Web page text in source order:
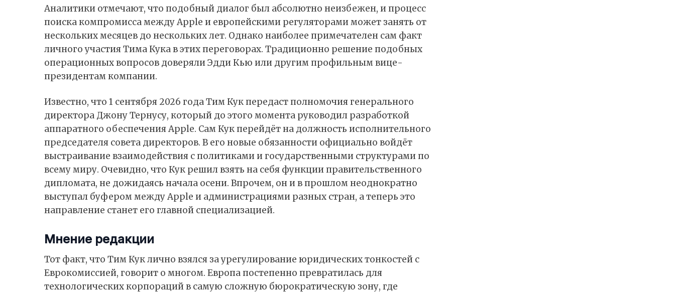
Аналитики отмечают, что подобный диалог был абсолютно неизбежен, и процесс
поиска компромисса между Apple и европейскими регуляторами может занять от
нескольких месяцев до нескольких лет. Однако наиболее примечателен сам факт
личного участия Тима Кука в этих переговорах. Традиционно решение подобных
операционных вопросов доверяли Эдди Кью или другим профильным вице-
президентам компании.
Известно, что 1 сентября 2026 года Тим Кук передаст полномочия генерального
директора Джону Тернусу, который до этого момента руководил разработкой
аппаратного обеспечения Apple. Сам Кук перейдёт на должность исполнительного
председателя совета директоров. В его новые обязанности официально войдёт
выстраивание взаимодействия с политиками и государственными структурами по
всему миру. Очевидно, что Кук решил взять на себя функции правительственного
дипломата, не дожидаясь начала осени. Впрочем, он и в прошлом неоднократно
выступал буфером между Apple и администрациями разных стран, а теперь это
направление станет его главной специализацией.
Мнение редакции
Тот факт, что Тим Кук лично взялся за урегулирование юридических тонкостей с
Еврокомиссией, говорит о многом. Европа постепенно превратилась для
технологических корпораций в самую сложную бюрократическую зону, где